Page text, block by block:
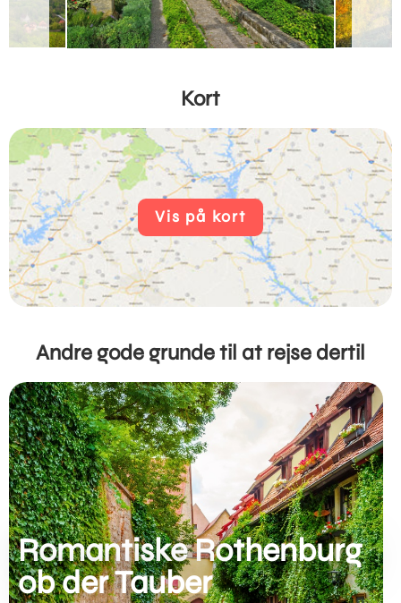
Kort
Vis på kort
Andre gode grunde til at rejse dertil
Romantiske Rothenburg
ob der Tauber